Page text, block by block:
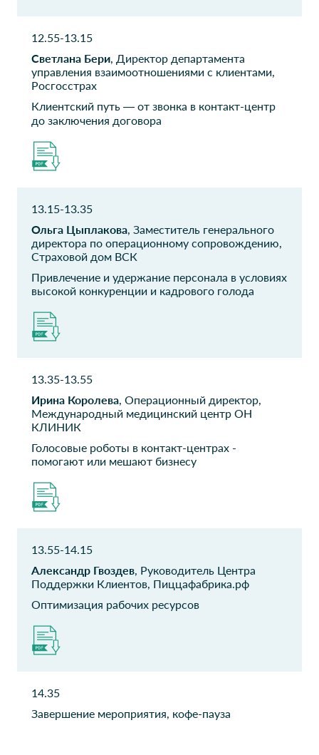
Снежная Королева
Руководитель
административного и
консультационного
направления департамента
розничной сети
Руководитель клиентского
опыта покупателей
сервис
«Контактный центр»
Директор по продажам
Руководитель отдела
информационных
BOWA
ДИТ Москвы
Начальник управления
проектно-технической
деятельности
Общегородского контакт-
Много мебели
Удобные решения
Вертолеты России
Руководитель управления
Вертолеты России
Руководитель
ГИВЦ Минкультуры
России
Водоканал Санкт-
Петербурга
Петербурга
12.55-13.15
Светлана Бери , Директор департамента
управления взаимоотношениями с клиентами,
Росгосстрах
Клиентский путь — от звонка в контакт-центр
до заключения договора
13.15-13.35
Ольга Цыплакова , Заместитель генерального
директора по операционному сопровождению,
Страховой дом ВСК
Привлечение и удержание персонала в условиях
высокой конкуренции и кадрового голода
13.35-13.55
Ирина Королева , Операционный директор,
Международный медицинский центр ОН
КЛИНИК
Голосовые роботы в контакт-центрах -
помогают или мешают бизнесу
13.55-14.15
Александр Гвоздев , Руководитель Центра
Поддержки Клиентов, Пиццафабрика.рф
Оптимизация рабочих ресурсов
14.35
Завершение мероприятия, кофе-пауза